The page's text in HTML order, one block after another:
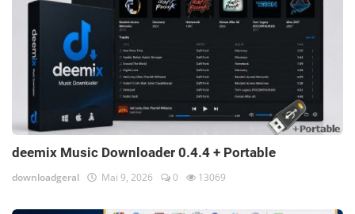
deemix Music Downloader 0.4.4 + Portable
downloadgeral Mai 9, 2026 0 13069